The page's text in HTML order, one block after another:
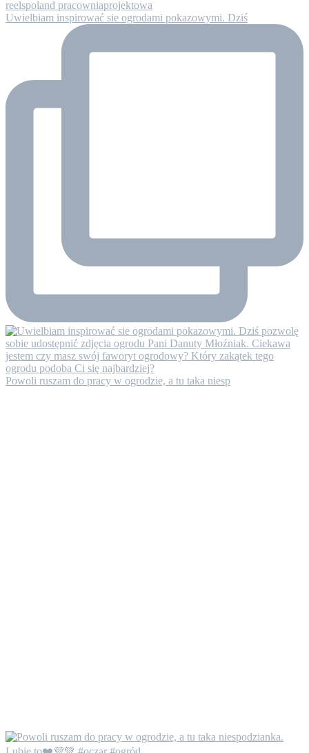
Uwielbiam inspirować sie ogrodami pokazowymi. Dziś
Powoli ruszam do pracy w ogrodzie, a tu taka niesp